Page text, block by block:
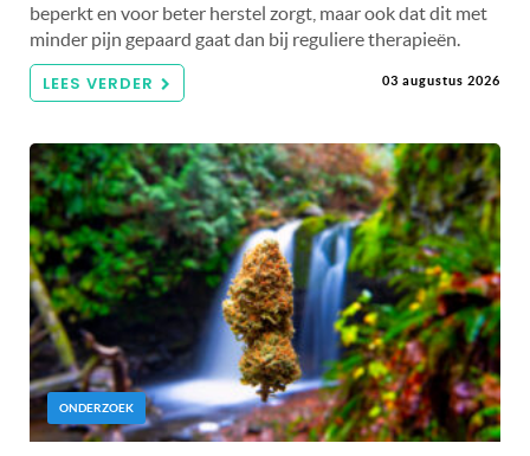
beperkt en voor beter herstel zorgt, maar ook dat dit met
minder pijn gepaard gaat dan bij reguliere therapieën.
LEES VERDER 03 augustus 2026
ONDERZOEK